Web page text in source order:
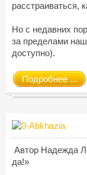
Но с недавних
за пределами
доступно).
Подробнее ...
Автор Надежда
да!»